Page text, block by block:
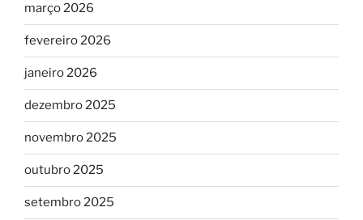
março 2026
fevereiro 2026
janeiro 2026
dezembro 2025
novembro 2025
outubro 2025
setembro 2025